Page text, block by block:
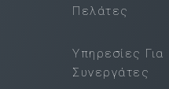
Πελάτες
Υπηρεσίες Για
Συνεργάτες